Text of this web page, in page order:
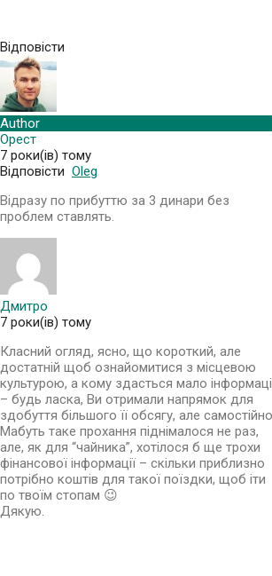
Відповісти
Author
Орест
7 роки(ів) тому
Відповісти Oleg
Відразу по прибуттю за 3 динари без
проблем ставлять.
Дмитро
7 роки(ів) тому
Класний огляд, ясно, що короткий, але
достатній щоб ознайомитися з місцевою
культурою, а кому здасться мало
– будь ласка, Ви отримали напрямок для
здобуття більшого її обсягу, але
Мабуть таке прохання піднімалося не раз,
але, як для “чайника”, хотілося б ще трохи
фінансової інформації – скільки приблизно
потрібно коштів для такої поїздки, щоб іти
по твоїм стопам 😉
Дякую.